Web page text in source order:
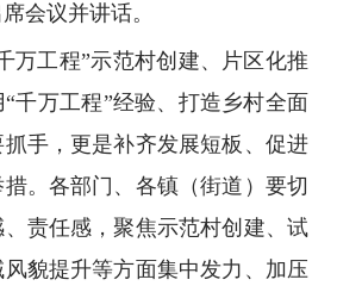
会议并讲话。
万工程”示范村创建、片区化推
千万工程”经验、打造乡村全面
手，更是补齐发展短板、促进
。各部门、各镇（街道）要切
责任感，聚焦示范村创建、试
貌提升等方面集中发力、加压